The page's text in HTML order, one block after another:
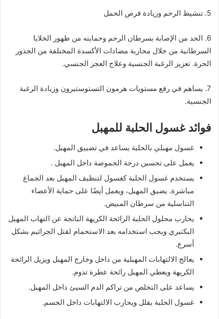
5. تنشيط الرحم وزيادة فرص الحمل
6. الحد من الإصابة بسرطان الرحم وحمايته من ظهور الخلايا
السرطانية من خلال محاربة مضادات الأكسدة المختلفة من الجذور
الحرة. تعزيز الرغبة الجنسية وعلاج العجز الجنسي.
7. يساهم في رفع مستويات هرمون التستوستيرون وزيادة الرغبة
الجنسية.
فوائد غسول الحلبة للمهبل
غسول مهبلي بالحلبة يساعد في تضييق المهبل.
يعمل على تحسين درجة الحموضة داخل المهبل .
يستخدم غسول الحلبة كغسول لتنظيف المهبل بعد الجماع
مباشرة. يضيق المهبل، ويعمل أيضًا على حماية الأعضاء
التناسلية من سرطان المبيض.
يحارب محلول الحلبة الرائحة الكريهة الناتجة عن التهاب المهبل
البكتيري ويجب استخدامه بعد الاستحمام لقتل الجراثيم بشكل
أسرع.
يعالج الالتهابات المهبلية من داخل وخارج المهبل ويزيل الرائحة
الكريهة ويعطي المهبل رائحة عطرة تدوم.
يساعد على التخلص من تراكم الدم السيئ داخل المهبل.
غسول الحلبة يقلل ويحارب الالتهابات داخل الجسم.